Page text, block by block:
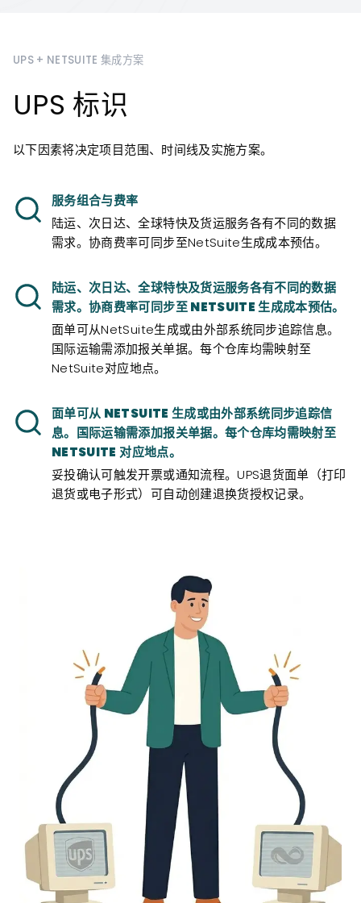
UPS + NETSUITE 集成方案
UPS 标识
以下因素将决定项目范围、时间线及实施方案。
服务组合与费率
陆运、次日达、全球特快及货运服务各有不同的数据
需求。协商费率可同步至NetSuite生成成本预估。
陆运、次日达、全球特快及货运服务各有不同的数据
需求。协商费率可同步至 NETSUITE 生成成本预估。
面单可从NetSuite生成或由外部系统同步追踪信息。
国际运输需添加报关单据。每个仓库均需映射至
NetSuite对应地点。
面单可从 NETSUITE 生成或由外部系统同步追踪信
息。国际运输需添加报关单据。每个仓库均需映射至
NETSUITE 对应地点。
妥投确认可触发开票或通知流程。UPS退货面单（打印
退货或电子形式）可自动创建退换货授权记录。